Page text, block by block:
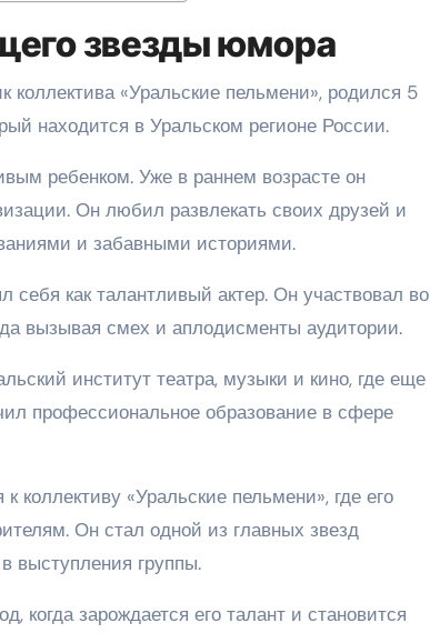
звезды юмора
коллектива «Уральские пельмени», родился 5
находится в Уральском регионе России.
ребенком. Уже в раннем возрасте он
Он любил развлекать своих друзей и
и забавными историями.
как талантливый актер. Он участвовал во
вызывая смех и аплодисменты аудитории.
институт театра, музыки и кино, где еще
профессиональное образование в сфере
«Уральские пельмени», где его
Он стал одной из главных звезд
выступления группы.
когда зарождается его талант и становится